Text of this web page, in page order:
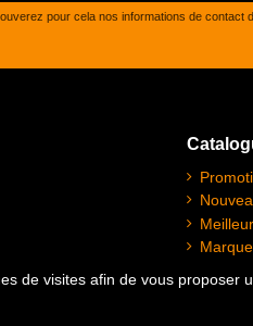
pour cela nos informations de contact
de visites afin de vous proposer